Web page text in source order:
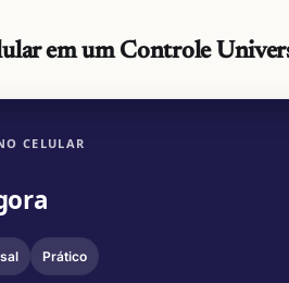
em um Controle
CELULAR
Prático